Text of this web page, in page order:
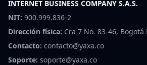
INTERNET BUSINESS COMPANY S.A.S.
NIT: 900.999.836-2
Dirección física: Cra 7 No. 83-46, Bogotá
Contacto: contacto@yaxa.co
Soporte: soporte@yaxa.co